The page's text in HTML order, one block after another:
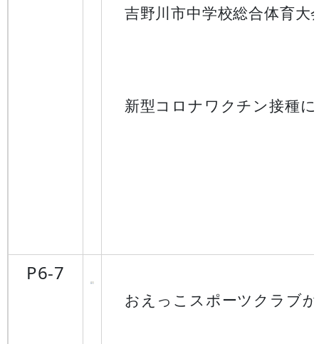
吉野川市中学校総合体育大
新型コロナワクチン接種
P6-7
おえっこスポーツクラブ